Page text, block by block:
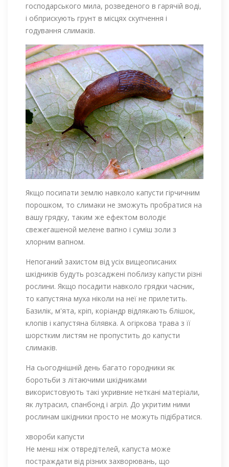
господарського мила, розведеного в гарячій воді,
і обприскують грунт в місцях скупчення і
годування слимаків.
Якщо посипати землю навколо капусти гірчичним
порошком, то слимаки не зможуть пробратися на
вашу грядку, таким же ефектом володіє
свежегашеной мелене вапно і суміш золи з
хлорним вапном.
Непоганий захистом від усіх вищеописаних
шкідників будуть розсаджені поблизу капусти різні
рослини. Якщо посадити навколо грядки часник,
то капустяна муха ніколи на неї не прилетить.
Базилік, м'ята, кріп, коріандр відлякають блішок,
клопів і капустяна білявка. А огіркова трава з її
шорстким листям не пропустить до капусти
слимаків.
На сьогоднішній день багато городники як
боротьби з літаючими шкідниками
використовують такі укривние неткані матеріали,
як лутрасил, спанбонд і агріл. До укритим ними
рослинам шкідники просто не можуть підібратися.
хвороби капусти
Не менш ніж отвредітелей, капуста може
постраждати від різних захворювань, що